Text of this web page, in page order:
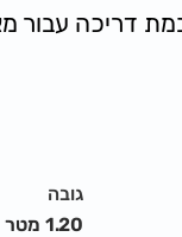
דריכה עבור
ניתן
גובה
1.20 מטר